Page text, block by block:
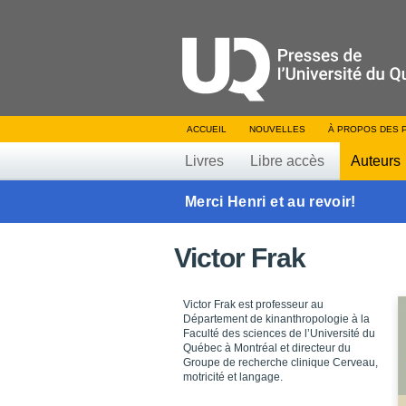
ACCUEIL NOUVELLES À PROPOS DES
Livres Libre accès Auteurs
Merci Henri et au revoir!
Victor Frak
Victor Frak est professeur au
Département de kinanthropologie à la
Faculté des sciences de l’Université du
Québec à Montréal et directeur du
Groupe de recherche clinique Cerveau,
motricité et langage.